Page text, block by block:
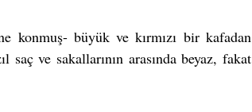
konmuş- büyük ve kırmızı bir kafadan
saç ve sakallarının arasında beyaz, fakat